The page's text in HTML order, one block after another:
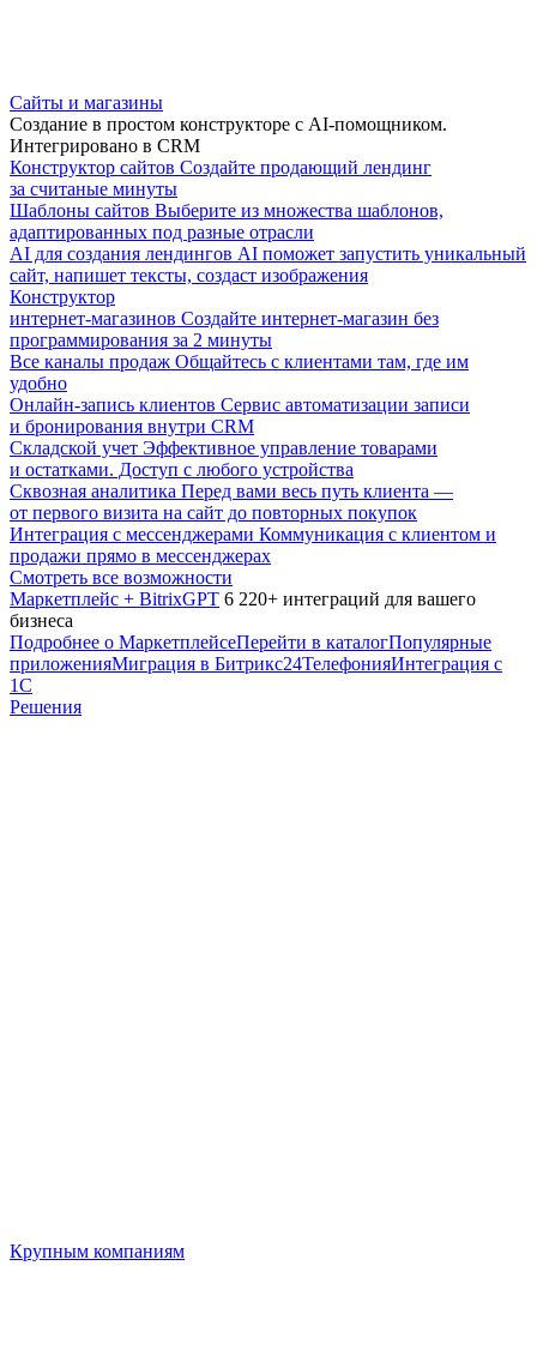
Сайты и магазины
Создание в простом конструкторе с AI-помощником.
Интегрировано в CRM
Конструктор сайтов Создайте продающий лендинг
за считаные минуты
Шаблоны сайтов Выберите из множества шаблонов,
адаптированных под разные отрасли
AI для создания лендингов AI поможет запустить уникальный
сайт, напишет тексты, создаст изображения
Конструктор
интернет-магазинов Создайте интернет-магазин без
программирования за 2 минуты
Все каналы продаж Общайтесь с клиентами там, где им
удобно
Онлайн-запись клиентов Сервис автоматизации записи
и бронирования внутри CRM
Складской учет Эффективное управление товарами
и остатками. Доступ с любого устройства
Сквозная аналитика Перед вами весь путь клиента —
от первого визита на сайт до повторных покупок
Интеграция с мессенджерами Коммуникация с клиентом и
продажи прямо в мессенджерах
Смотреть все возможности
Маркетплейс + BitrixGPT 6 220+ интеграций для вашего
бизнеса
Подробнее о МаркетплейсеПерейти в каталогПопулярные
приложенияМиграция в Битрикс24ТелефонияИнтеграция с
1С
Решения
Крупным компаниям